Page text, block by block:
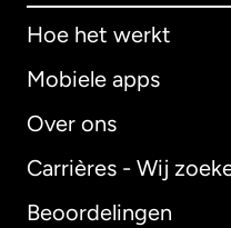
Hoe het werkt
Mobiele apps
Over ons
Carrières - Wij
Beoordelingen